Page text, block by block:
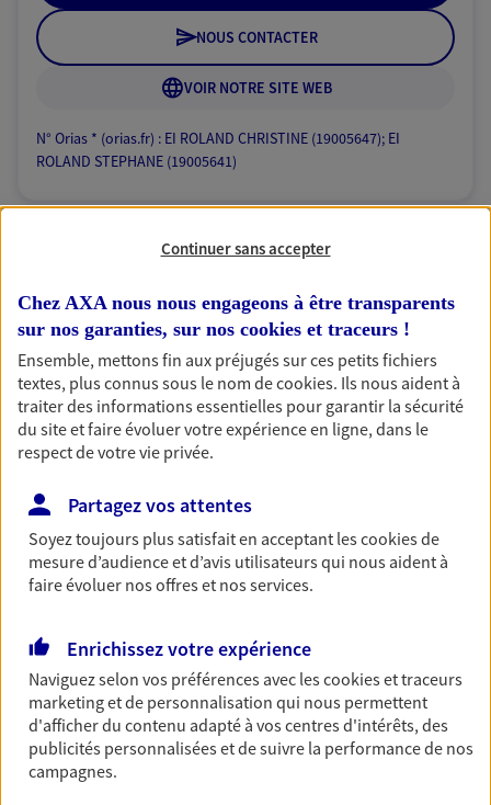
NOUS CONTACTER
VOIR NOTRE SITE WEB
N° Orias * (orias.fr) : EI ROLAND CHRISTINE (19005647); EI
ROLAND STEPHANE (19005641)
Conseiller AXA Epargne et Protection
55100 Verdun
NOUS CONTACTER
VOIR NOTRE SITE WEB
Thierry Daniel
55100 Verdun
03 29 86 36 56
Continuer sans accepter
Chez AXA nous nous engageons à être transparents
sur nos garanties, sur nos cookies et traceurs !
Ensemble, mettons fin aux préjugés sur ces petits fichiers
textes, plus connus sous le nom decookies. Ils nous aident à
traiter des informations essentielles pour garantir la sécurité
du site et faire évoluer votre expérience en ligne, dans le
respect de votre vie privée.
Partagez vos attentes
Soyez toujours plus satisfait en acceptant lescookiesde
mesure d’audience et d’avis utilisateurs qui nous aident à
faire évoluer nos offres et nos services.
Enrichissez votre expérience
Naviguez selon vos préférences avec lescookies et traceurs
marketing et de personnalisation qui nous permettent
d'afficher du contenu adapté à vos centres d'intérêts, des
publicités personnalisées et de suivre la performance de nos
campagnes.